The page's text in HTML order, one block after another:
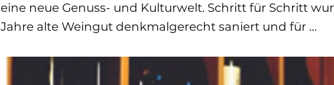
eine neue Genuss- und Kulturwelt. Schritt für Schritt
Jahre alte Weingut denkmalgerecht saniert und für …